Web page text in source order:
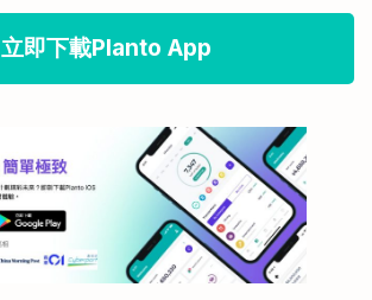
立即下載Planto App